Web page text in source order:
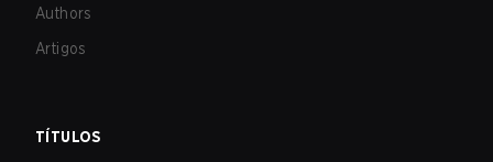
Authors
Artigos
TÍTULOS